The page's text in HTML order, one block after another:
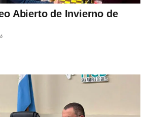
Abierto de Invierno de